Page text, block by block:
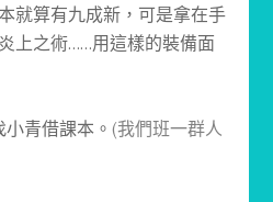
就算有九成新，可是拿在手
上之術……用這樣的裝備面
青借課本。(我們班一群人